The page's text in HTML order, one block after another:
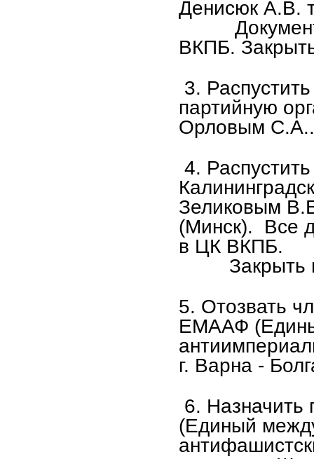
Денисюк А.В.
Документы
ВКПБ.
3.
партийную
Орловым С.А..
4.
Зеликовым
(Минск).
Все
в ЦК ВКПБ.
Закрыть
5. Отозвать
ЕМААФ
г. Варна -
6.
(Единый